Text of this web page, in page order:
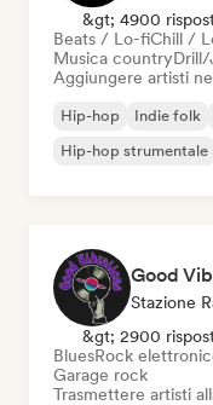
&gt; 4900
Beats / Lo-fiChill /
Musica countryDrill/
Aggiungere artisti
Hip-hop Indie folk
Hip-hop strumentale
Good
Stazione
&gt; 2900
BluesRock
Garage rock
Trasmettere artisti